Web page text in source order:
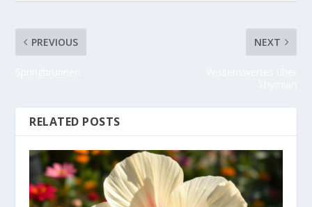
PREVIOUS NEXT
RELATED POSTS